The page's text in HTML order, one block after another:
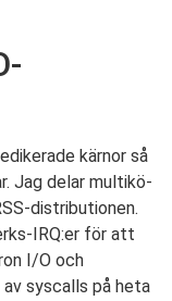
kärnor så
Jag delar multikö-
distributionen.
IRQ:er för att
I/O och
syscalls på heta